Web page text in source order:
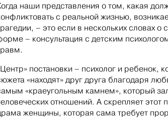
наши представления о том, какая
с реальной жизнью,
– это если в нескольких словах о
– консультация с детским
постановки – психолог и ребенок,
«находят» друг друга благодаря
«краеугольным камнем», который
отношений. А скрепляет этот
женщины, которая сама требует